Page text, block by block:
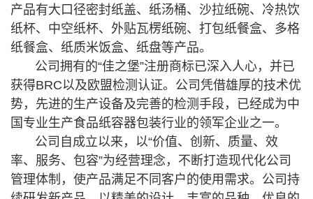
产品有大口径密封纸盖、纸汤桶、沙拉纸碗、冷热饮
纸杯、中空纸杯、外贴瓦楞纸碗、打包纸餐盒、多格
纸餐盒、纸质米饭盒、纸盘等产品。
公司拥有的“佳之堡”注册商标已深入人心，并已
获得BRC以及欧盟检测认证。公司凭借雄厚的技术优
势，先进的生产设备及完善的检测手段，已经成为中
国专业生产食品纸容器包装行业的领军企业之一。
公司自成立以来，以“价值、创新、质量、效
率、服务、包容”为经营理念，不断打造现代化公司
管理体制，使产品满足不同客户的使用需求。公司持